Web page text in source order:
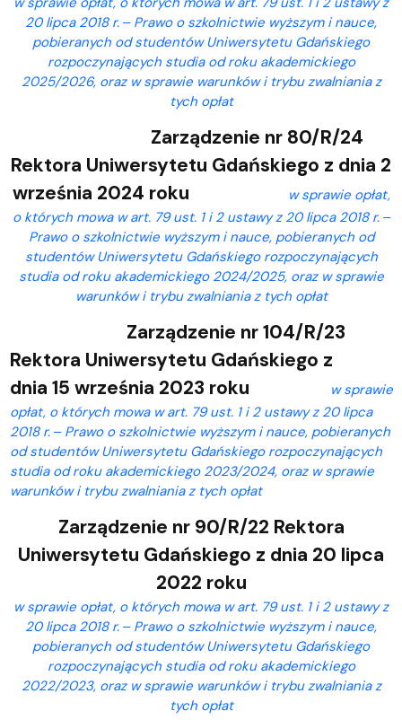
20 lipca 2018 r. ‒ Prawo o szkolnictwie wyższym i nauce,
pobieranych od studentów Uniwersytetu Gdańskiego
rozpoczynających studia od roku akademickiego
2025/2026, oraz w sprawie warunków i trybu zwalniania z
tych opłat
Zarządzenie nr 80/R/24
Rektora Uniwersytetu Gdańskiego z dnia 2
września 2024 roku
w sprawie opłat,
o których mowa w art. 79 ust. 1 i 2 ustawy z 20 lipca 2018 r. ‒
Prawo o szkolnictwie wyższym i nauce, pobieranych od
studentów Uniwersytetu Gdańskiego rozpoczynających
studia od roku akademickiego 2024/2025, oraz w sprawie
warunków i trybu zwalniania z tych opłat
Zarządzenie nr 104/R/23
Rektora Uniwersytetu Gdańskiego z
dnia 15 września 2023 roku
w sprawie
opłat, o których mowa w art. 79 ust. 1 i 2 ustawy z 20 lipca
2018 r. ‒ Prawo o szkolnictwie wyższym i nauce, pobieranych
od studentów Uniwersytetu Gdańskiego rozpoczynających
studia od roku akademickiego 2023/2024, oraz w sprawie
warunków i trybu zwalniania z tych opłat
Zarządzenie nr 90/R/22 Rektora
Uniwersytetu Gdańskiego z dnia 20 lipca
2022 roku
w sprawie opłat, o których mowa w art. 79 ust. 1 i 2 ustawy z
20 lipca 2018 r. ‒ Prawo o szkolnictwie wyższym i nauce,
pobieranych od studentów Uniwersytetu Gdańskiego
rozpoczynających studia od roku akademickiego
2022/2023, oraz w sprawie warunków i trybu zwalniania z
tych opłat